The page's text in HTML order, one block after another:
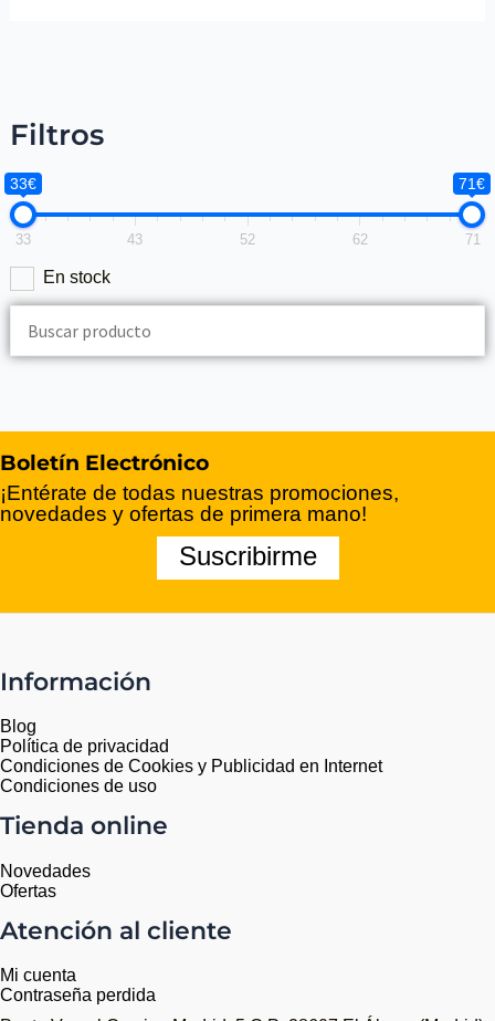
Filtros
33€ 71€
33 43 52 62 71
En stock
Boletín Electrónico
¡Entérate de todas nuestras promociones,
novedades y ofertas de primera mano!
Suscribirme
Información
Blog
Política de privacidad
Condiciones de Cookies y Publicidad en Internet
Condiciones de uso
Tienda online
Novedades
Ofertas
Atención al cliente
Mi cuenta
Contraseña perdida